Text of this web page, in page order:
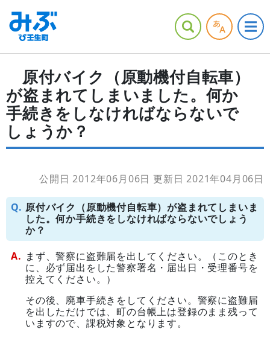
原付バイク（原動機付自転車）
が盗まれてしまいました。何か
手続きをしなければならないで
しょうか？
公開日 2012年06月06日 更新日 2021年04月06日
原付バイク（原動機付自転車）が盗まれてしまいま
した。何か手続きをしなければならないでしょう
か？
まず、警察に盗難届を出してください。（このとき
に、必ず届出をした警察署名・届出日・受理番号を
控えてください。）
その後、廃車手続きをしてください。警察に盗難届
を出しただけでは、町の台帳上は登録のまま残って
いますので、課税対象となります。